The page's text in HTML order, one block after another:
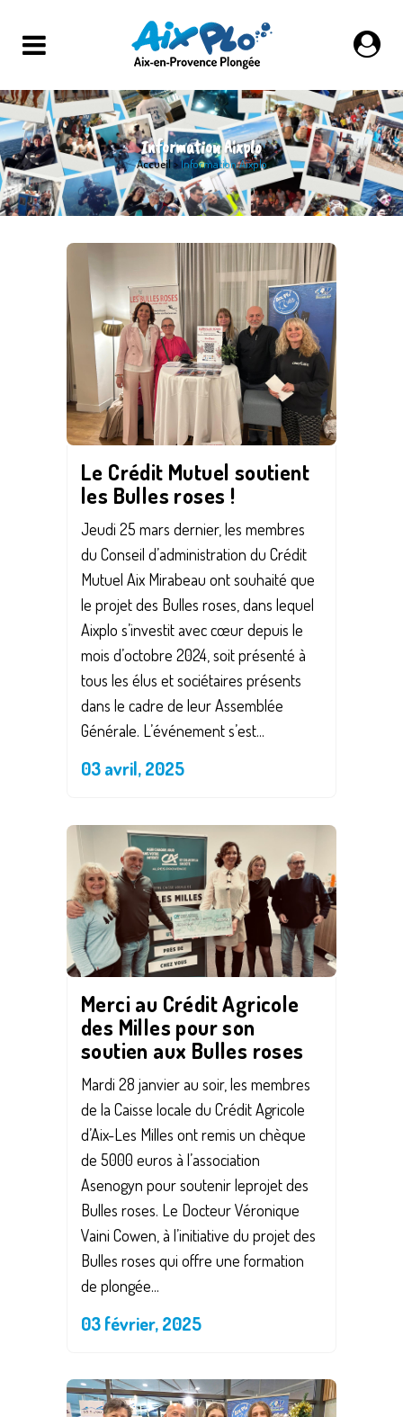
Information Aixplo
Accueil>Information Aixplo
Le Crédit Mutuel soutient
les Bulles roses !
Jeudi 25 mars dernier, les membres
du Conseil d’administration du Crédit
Mutuel Aix Mirabeau ont souhaité que
le projet des Bulles roses, dans lequel
Aixplo s’investit avec cœur depuis le
mois d’octobre 2024, soit présenté à
tous les élus et sociétaires présents
dans le cadre de leur Assemblée
Générale. L’événement s’est...
03 avril, 2025
Merci au Crédit Agricole
des Milles pour son
soutien aux Bulles roses
Mardi 28 janvier au soir, les membres
de la Caisse locale du Crédit Agricole
d’Aix-Les Milles ont remis un chèque
de 5000 euros à l’association
Asenogyn pour soutenir leprojet des
Bulles roses. Le Docteur Véronique
Vaini Cowen, à l’initiative du projet des
Bulles roses qui offre une formation
de plongée...
03 février, 2025